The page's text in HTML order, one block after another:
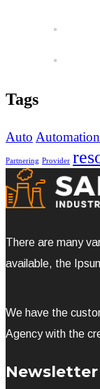
Tags
Auto Automation
Partnering Provider
There are many
available, the
We have the
Agency with the
Newsletter